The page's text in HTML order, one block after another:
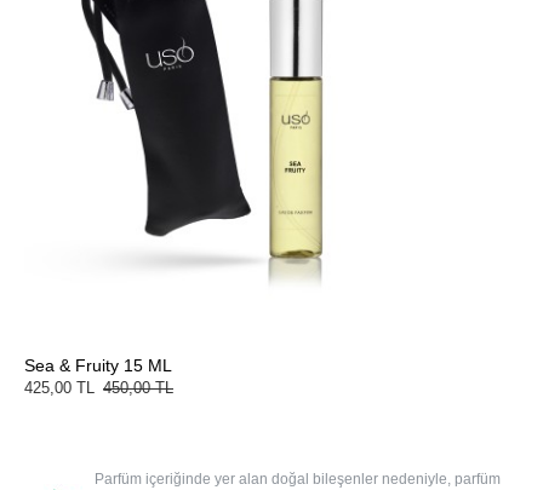
Sea & Fruity 15 ML
425,00 TL 450,00 TL
Parfüm içeriğinde yer alan doğal bileşenler nedeniyle, parfüm